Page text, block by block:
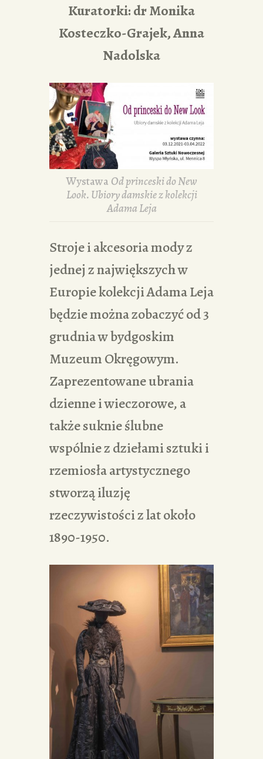
Kuratorki: dr Monika
Kosteczko-Grajek, Anna
Nadolska
Wystawa Od princeski do New
Look. Ubiory damskie z kolekcji
Adama Leja
Stroje i akcesoria mody z
jednej z największych w
Europie kolekcji Adama Leja
będzie można zobaczyć od 3
grudnia w bydgoskim
Muzeum Okręgowym.
Zaprezentowane ubrania
dzienne i wieczorowe, a
także suknie ślubne
wspólnie z dziełami sztuki i
rzemiosła artystycznego
stworzą iluzję
rzeczywistości z lat około
1890-1950.